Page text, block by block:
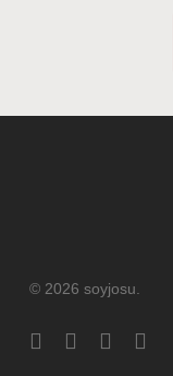
© 2026 soyjosu.
twitterpinterestyoutube